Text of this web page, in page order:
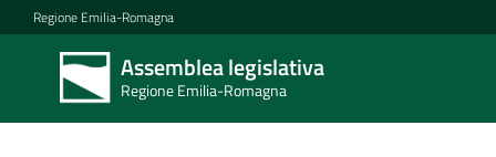
Vai al contenuto
Vai alla navigazione
Vai al footer
Regione Emilia-Romagna
Assemblea legislativa
Regione Emilia-Romagna
Assemblea
legislativa
Regione Emilia-